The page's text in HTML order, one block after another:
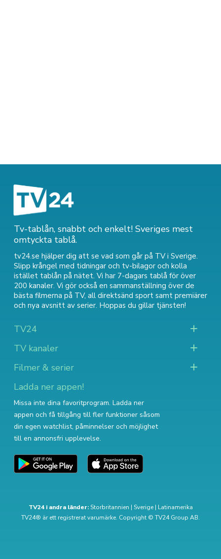
Tv-tablån, snabbt och enkelt! Sveriges mest
omtyckta tablå.
tv24.se hjälper dig att se vad som går på TV i Sverige.
Slipp krångel med tidningar och tv-bilagor och kolla
istället tablån på nätet. Vi har 7-dagars tablå för över
200 kanaler. Vi gör också en sammanställning över de
bästa filmerna på TV, all direktsänd sport samt premiärer
och nya avsnitt av serier. Hoppas du gillar tjänsten!
TV24
TV kanaler
Filmer & serier
Ladda ner appen!
Missa inte dina favoritprogram. Ladda ner
appen och få tillgång till fler funktioner såsom
din egen watchlist, påminnelser och möjlighet
till en annonsfri upplevelse.
TV24 i andra länder: Storbritannien | Sverige| Latinamerika
TV24® är ett registrerat varumärke. Copyright © TV24 Group AB.